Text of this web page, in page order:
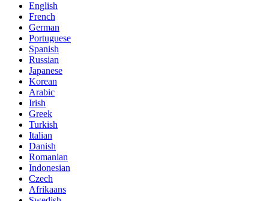
English
French
German
Portuguese
Spanish
Russian
Japanese
Korean
Arabic
Irish
Greek
Turkish
Italian
Danish
Romanian
Indonesian
Czech
Afrikaans